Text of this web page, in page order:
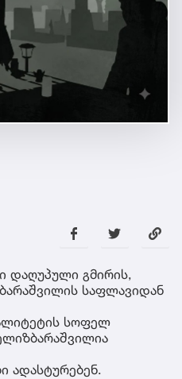
დაღუპული გმირის,
საფლავიდან
სოფელ
ადასტურებენ.